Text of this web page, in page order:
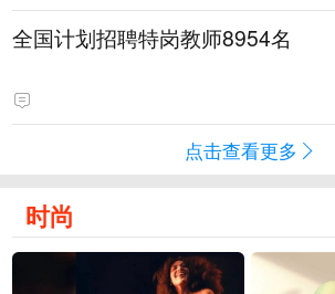
全国计划招聘特岗教师8954名
点击查看更多
时尚